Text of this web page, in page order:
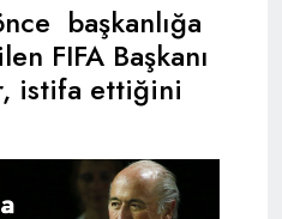
başkanlığa
FIFA Başkanı
istifa ettiğini